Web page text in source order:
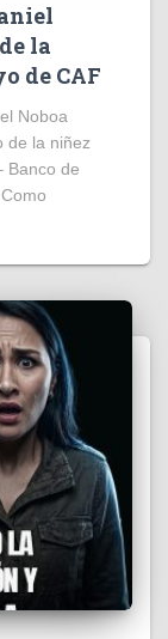
la
de CAF
Noboa
de la niñez
Banco de